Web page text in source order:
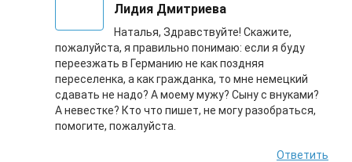
Лидия Дмитриева
Наталья, Здравствуйте! Скажите,
пожалуйста, я правильно понимаю: если я буду
переезжать в Германию не как поздняя
переселенка, а как гражданка, то мне немецкий
сдавать не надо? А моему мужу? Сыну с внуками?
А невестке? Кто что пишет, не могу разобраться,
помогите, пожалуйста.
Ответить